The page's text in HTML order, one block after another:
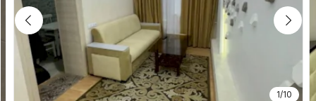
1/10